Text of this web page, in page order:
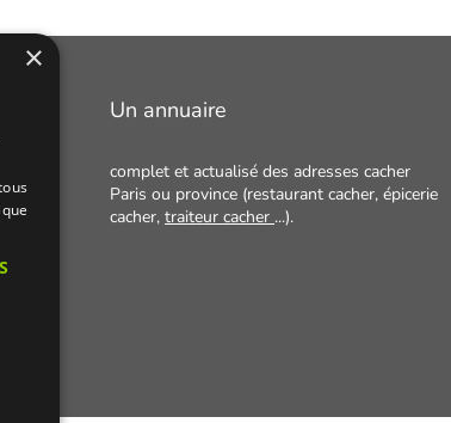
Un annuaire
complet et actualisé des adresses cacher
Paris ou province (restaurant cacher, épicerie
cacher, traiteur cacher ...).
×